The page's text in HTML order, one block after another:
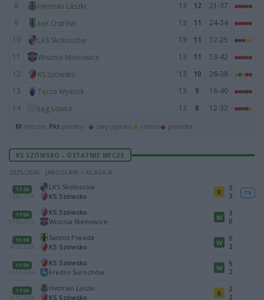
8
Hetman Laszki 13 12
21-37
9
Łęk Ostrów 13 11
24-34
10
LKS Skołoszów 13 11
12-25
11
Wisznia Nienowice 13 11
13-42
12
KS Szówsko 13 10
26-38
13
Tęcza Wysock 13 9
16-40
14
Łęg Łowce 13 8 12-32
M mecze, Pkt punkty · zwycięstwo remis porażka
KS SZÓWSKO - OSTATNIE MECZE
2025/2026 · JAROSŁAW > KLASA A
17:30
13.06.2026
LKS Skołoszów
KS Szówsko
R
3
3
TV
17:00
07.06.2026
KS Szówsko
Wisznia Nienowice
W
3
0
15:00
30.05.2026
Santos Piwoda
KS Szówsko
W
0
2
17:00
24.05.2026
KS Szówsko
Fredro Surochów
W
5
2
17:00
16.05.2026
Hetman Laszki
KS Szówsko
R
2
2